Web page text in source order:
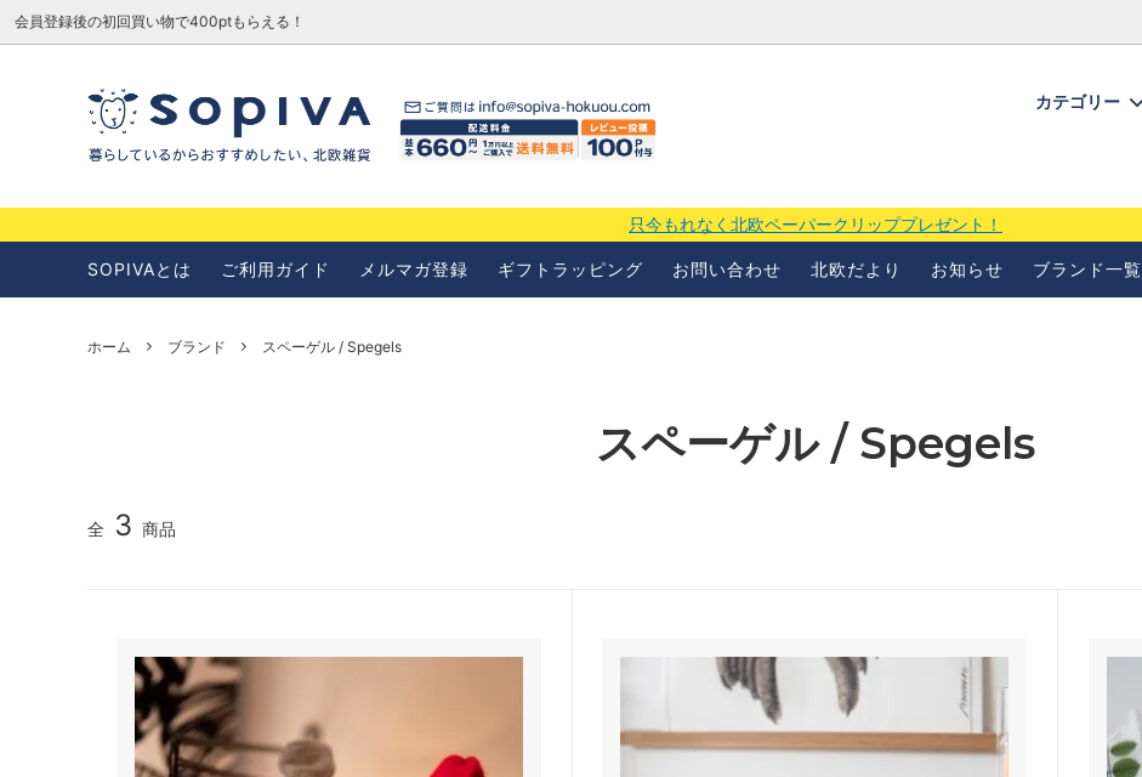
会員登録後の初回買い物で400ptもらえる！
カテゴリー
只今もれなく北欧ペーパークリッププレゼント！
SOPIVAとは ご利用ガイド メルマガ登録 ギフトラッピング お問い合わせ 北欧だより お知らせ ブランド一覧
ホーム ブランド スペーゲル / Spegels
スペーゲル / Spegels
全 3 商品